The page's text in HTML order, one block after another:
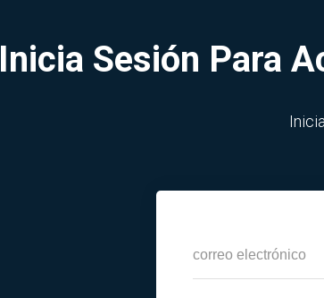
Inicia Sesión Para